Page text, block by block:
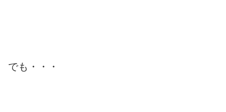
でも・・・